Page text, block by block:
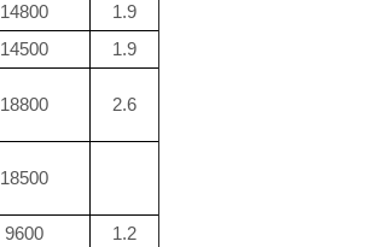
14800
1.9
14500 1.9
18800 2.6
18500
9600
1.2